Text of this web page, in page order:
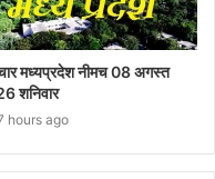
मध्यप्रदेश नीमच 08 अगस्त
शनिवार
hours ago